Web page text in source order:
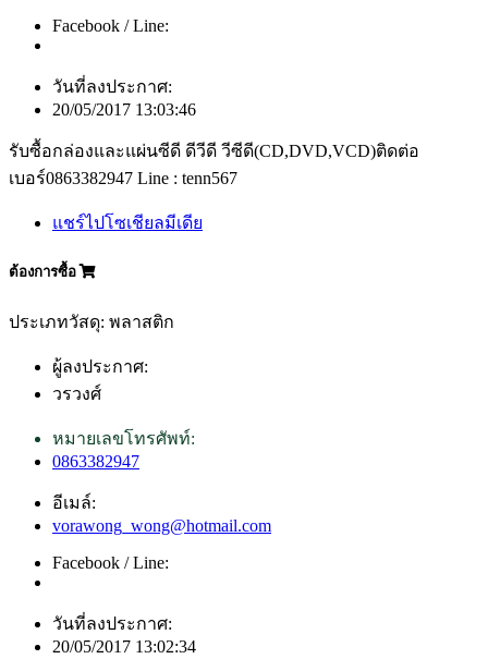
Facebook / Line:
วันที่ลงประกาศ:
20/05/2017 13:03:46
รับซื้อกล่องและแผ่นซีดี ดีวีดี วีซีดี(CD,DVD,VCD)ติดต่อ
เบอร์0863382947 Line : tenn567
แชร์ไปโซเชียลมีเดีย
ต้องการซื้อ
ประเภทวัสดุ: พลาสติก
ผู้ลงประกาศ:
วรวงศ์
หมายเลขโทรศัพท์:
0863382947
อีเมล์:
vorawong_wong@hotmail.com
Facebook / Line:
วันที่ลงประกาศ:
20/05/2017 13:02:34